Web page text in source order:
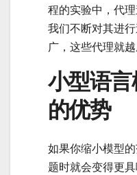
程的实验中，代
我们不断对其进
广，这些代理就越
小型语
的优势
如果你缩小模型
题时就会变得更